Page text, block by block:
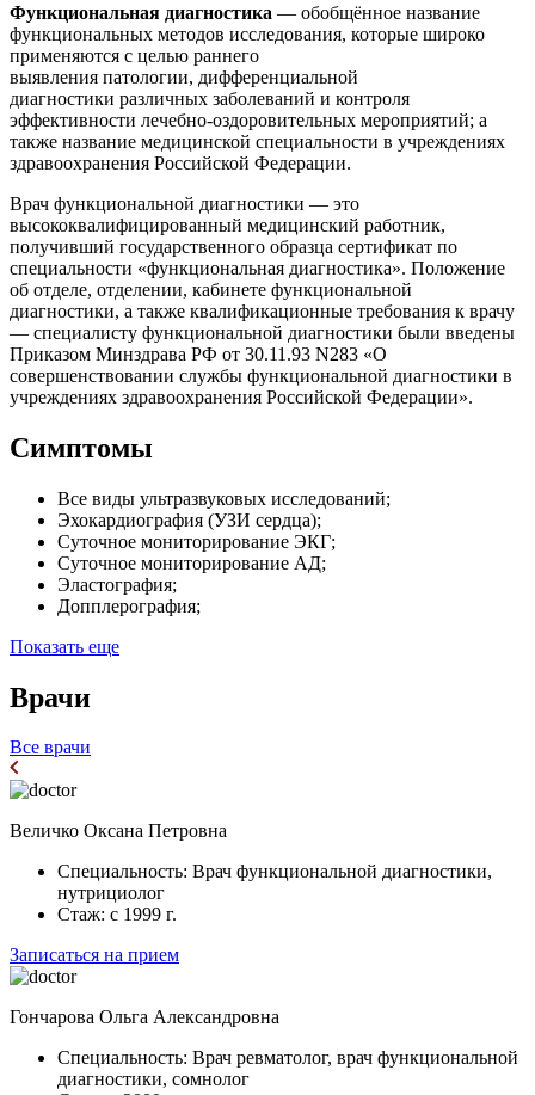
Функциональная диагностика — обобщённое название
функциональных методов исследования, которые широко
применяются с целью раннего
выявления патологии, дифференциальной
диагностики различных заболеваний и контроля
эффективности лечебно-оздоровительных мероприятий; а
также название медицинской специальности в учреждениях
здравоохранения Российской Федерации.
Врач функциональной диагностики — это
высококвалифицированный медицинский работник,
получивший государственного образца сертификат по
специальности «функциональная диагностика». Положение
об отделе, отделении, кабинете функциональной
диагностики, а также квалификационные требования к врачу
— специалисту функциональной диагностики были введены
Приказом Минздрава РФ от 30.11.93 N283 «О
совершенствовании службы функциональной диагностики в
учреждениях здравоохранения Российской Федерации».
Симптомы
Все виды ультразвуковых исследований;
Эхокардиография (УЗИ сердца);
Суточное мониторирование ЭКГ;
Суточное мониторирование АД;
Эластография;
Допплерография;
Показать еще
Врачи
Все врачи
Величко Оксана Петровна
Специальность: Врач функциональной диагностики,
нутрициолог
Стаж: с 1999 г.
Записаться на прием
Гончарова Ольга Александровна
Специальность: Врач ревматолог, врач функциональной
диагностики, сомнолог